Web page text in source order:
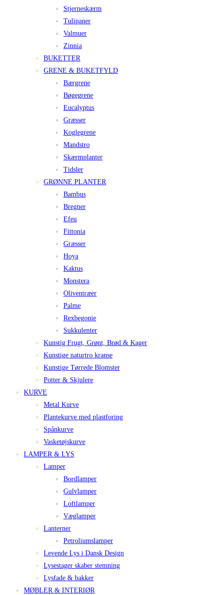
Stjerneskærm
Tulipaner
Valmuer
Zinnia
BUKETTER
GRENE & BUKETFYLD
Bærgrene
Bøgegrene
Eucalyptus
Græsser
Koglegrene
Mandstro
Skærmplanter
Tidsler
GRØNNE PLANTER
Bambus
Bregner
Efeu
Fittonia
Græsser
Hoya
Kaktus
Monstera
Oliventræer
Palme
Rexbegonie
Sukkulenter
Kunstig Frugt, Grønt, Brød & Kager
Kunstige naturtro kranse
Kunstige Tørrede Blomster
Potter & Skjulere
KURVE
Metal Kurve
Plantekurve med plastforing
Spånkurve
Vasketøjskurve
LAMPER & LYS
Lamper
Bordlamper
Gulvlamper
Loftlamper
Væglamper
Lanterner
Petroliumslamper
Levende Lys i Dansk Design
Lysestager skaber stemning
Lysfade & bakker
MØBLER & INTERIØR